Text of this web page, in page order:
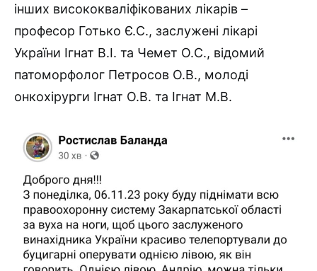
інших висококваліфікованих лікарів –
професор Готько Є.С., заслужені лікарі
України Ігнат В.І. та Чемет О.С., відомий
патоморфолог Петросов О.В., молоді
онкохірурги Ігнат О.В. та Ігнат М.В.